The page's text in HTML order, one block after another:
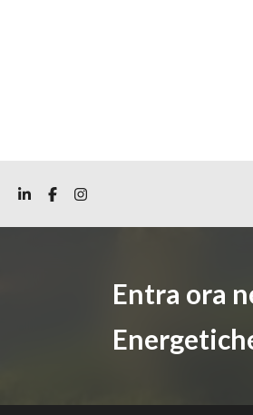
Entra ora